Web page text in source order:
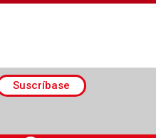
Suscríbase